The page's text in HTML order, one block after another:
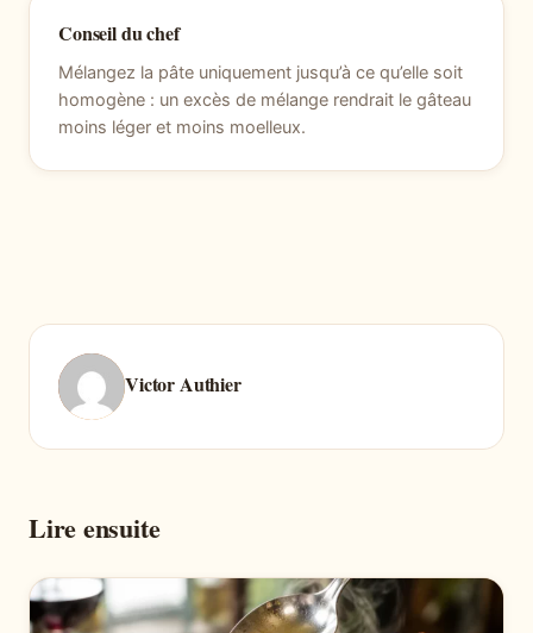
Conseil du chef
Mélangez la pâte uniquement jusqu’à ce qu’elle soit
homogène : un excès de mélange rendrait le gâteau
moins léger et moins moelleux.
Victor Authier
Lire ensuite